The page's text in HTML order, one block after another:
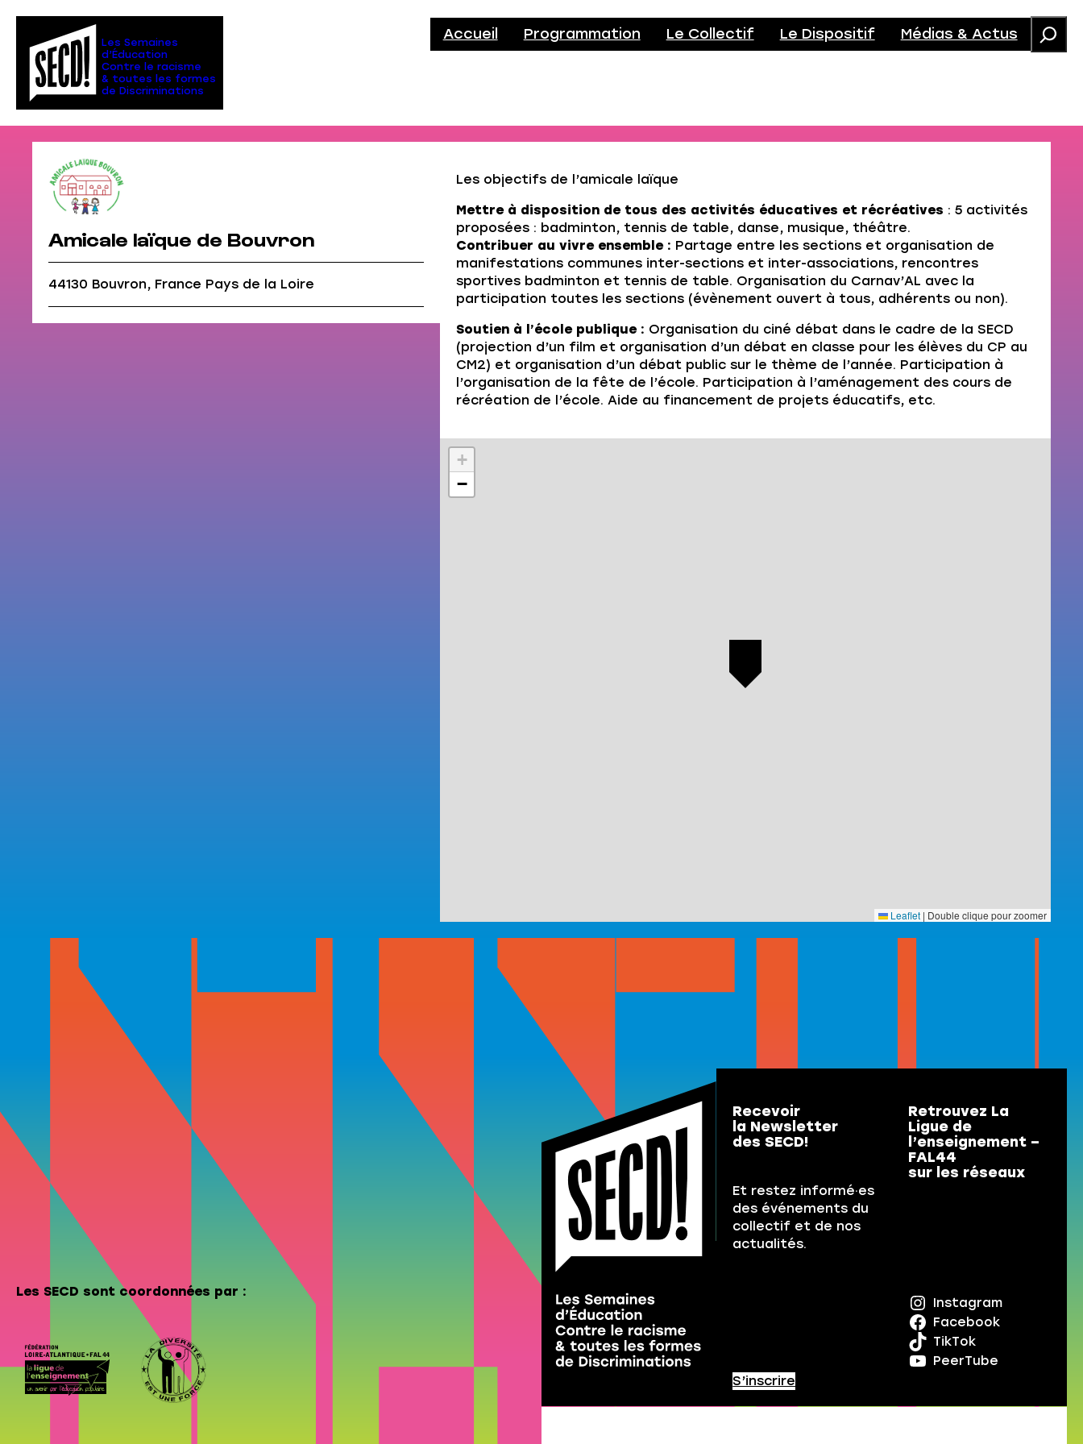
contenu
Les Semaines
d’Éducation
Contre le racisme
& toutes les formes
de Discriminations
Accueil Programmation Le Collectif Le Dispositif Médias & Actus
Amicale laïque de Bouvron
44130 Bouvron, France Pays de la Loire
Les objectifs de l’amicale laïque
Mettre à disposition de tous des activités éducatives et récréatives : 5 activités
proposées : badminton, tennis de table, danse, musique, théâtre.
Contribuer au vivre ensemble : Partage entre les sections et organisation de
manifestations communes inter-sections et inter-associations, rencontres
sportives badminton et tennis de table. Organisation du Carnav’AL avec la
participation toutes les sections (évènement ouvert à tous, adhérents ou non).
Soutien à l’école publique : Organisation du ciné débat dans le cadre de la SECD
(projection d’un film et organisation d’un débat en classe pour les élèves du CP au
CM2) et organisation d’un débat public sur le thème de l’année. Participation à
l’organisation de la fête de l’école. Participation à l’aménagement des cours de
récréation de l’école. Aide au financement de projets éducatifs, etc.
+
−
Leaflet | Double clique pour zoomer
Les SECD sont coordonnées par :
Recevoir
la Newsletter
des SECD!
Et restez informé·es
des événements du
collectif et de nos
actualités.
S’inscrire
Retrouvez La
Ligue de
l’enseignement –
FAL44
sur les réseaux
Instagram
Facebook
TikTok
PeerTube